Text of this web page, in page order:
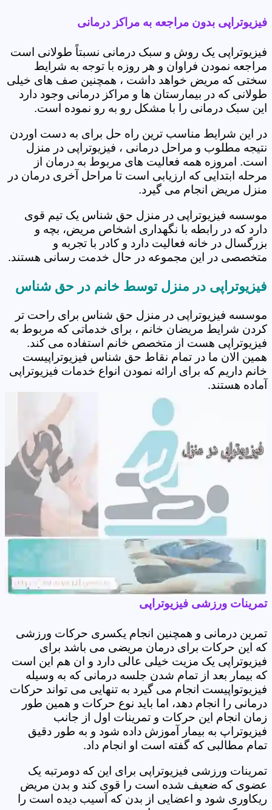
فیزیوتراپی بدون مراجعه به مراکز درمانی
فیزیوتراپی یک روش و سبک درمانی نسبتاً طولانی است
مراجعه نمودن فراوان و هر روزه با توجه به شرایط
سختی که مریض خواهد داشت ، همچنین صف های خیلی
طولانی که در بیمارستان ها و مراکز درمانی وجود دارد
این سبک درمانی را با مشکل رو به رو نموده است.
در این شرایط مناسب ترین راه حل برای به دست اوردن
نتیجه مطلوب و مراحل درمانی ، فیزیوتراپی در منزل
است. امروزه همه فعالیت های مربوط به درمان از
مرحله ابتدایی که ارزیابی است تا مراحل آخری درمان در
منزل مریض انجام می گیرد.
موسسه فیزیوتراپی در منزل حق شناس یک تیم قوی
دارد که در رابطه با نگهداری اشخاص مریض، بچه و
بزرگسال در خانه فعالیت دارد و کادر با تجربه و
متخصصی در این مجموعه در حال خدمت رسانی هستند.
فیزیوتراپی در منزل توسط خانم در حق شناس
موسسه فیزیوتراپی در منزل حق شناس برای راحت تر
کردن شرایط مریضان خانم ، برای خدماتی که مربوط به
فیزیوتراپی هست از متخصص خانم استفاده می کند.
همین الان ما در تمام نقاط حق شناس فیزیوتراپیست
خانم داریم که برای ارائه نمودن انواع خدمات فیزیوتراپی
آماده هستند.
تمرینات ورزشی فیزیوتراپی
تمرین درمانی و همچنین انجام یکسری حرکات ورزشی
که این حرکات برای درمان مریضی می باشد برای
فیزیوتراپی یک مزیت خیلی عالی دارد و ان هم این است
که بیمار بعد از تمام شدن جلسه درمانی که به وسیله
فیزیوتواپیست انجام می گیرد به تنهایی می تواند حرکات
درمانی را انجام دهد، اما باید نوع حرکات و همین طور
زمان انجام این حرکات و تمرینات اول از جانب
فیزیوتراپ به بیمار آموزش داده شود و به طور دقیق
تمام مطالبی که گفته است او انجام داد.
تمرینات ورزشی فیزیوتراپی برای این که دومرتبه یک
عضوی که ضعیف شده است را قوی کند و بدن مریض
ریکاوری شود و اعضایی از بدن که آسیب دیده است را